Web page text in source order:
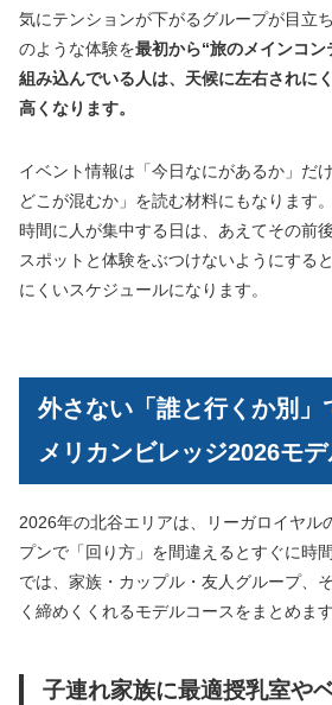
気にテンションが下がるグループが目立
のような体験を最初から“旅のメインコ
組み込んでいる人は、天候に左右されに
高くなります。
イベント情報は「今日なにがあるか」だ
どこが混むか」を読む材料にもなります
時間に人が集中する日は、あえてその前
スポットと体験をぶつけないようにする
にくいスケジュールになります。
外さない「誰と行くか別」
メリカンビレッジ2026モ
2026年の北谷エリアは、リーガロイヤル
プンで「回り方」を間違えるとすぐに時
では、家族・カップル・友人グループ、
く締めくくれるモデルコースをまとめます
子連れ家族に最適授乳室や